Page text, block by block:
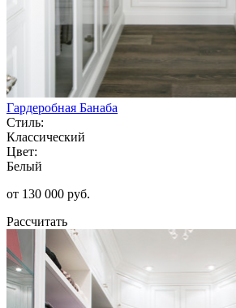
Гардеробная Банаба
Стиль:
Классический
Цвет:
Белый
от 130 000 руб.
Рассчитать